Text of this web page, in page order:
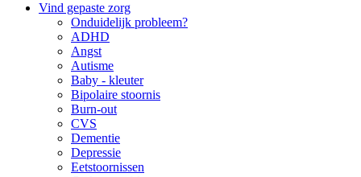
Vind gepaste zorg
Onduidelijk probleem?
ADHD
Angst
Autisme
Baby - kleuter
Bipolaire stoornis
Burn-out
CVS
Dementie
Depressie
Eetstoornissen